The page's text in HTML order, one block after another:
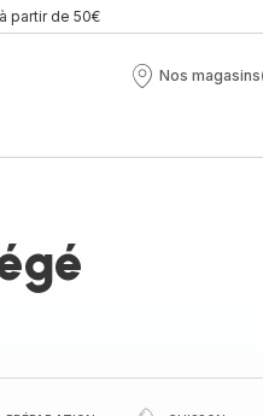
partir de 50€
Nos magasins
Nos